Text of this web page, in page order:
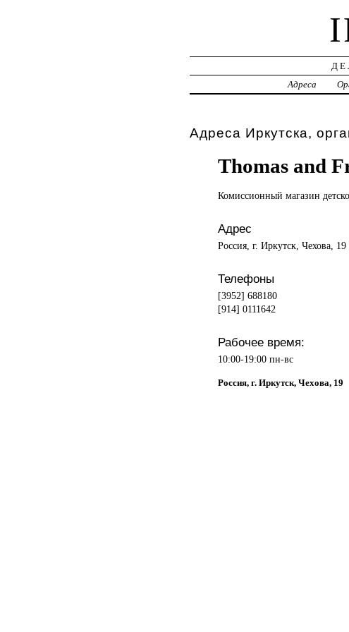
Адреса
Адреса Иркутска,
Thomas and
Комиссионный магазин
Адрес
Россия, г. Иркутск, Чехова, 19
Телефоны
[3952] 688180
[914] 0111642
Рабочее время:
10:00-19:00 пн-вс
Россия, г. Иркутск, Чехова, 19